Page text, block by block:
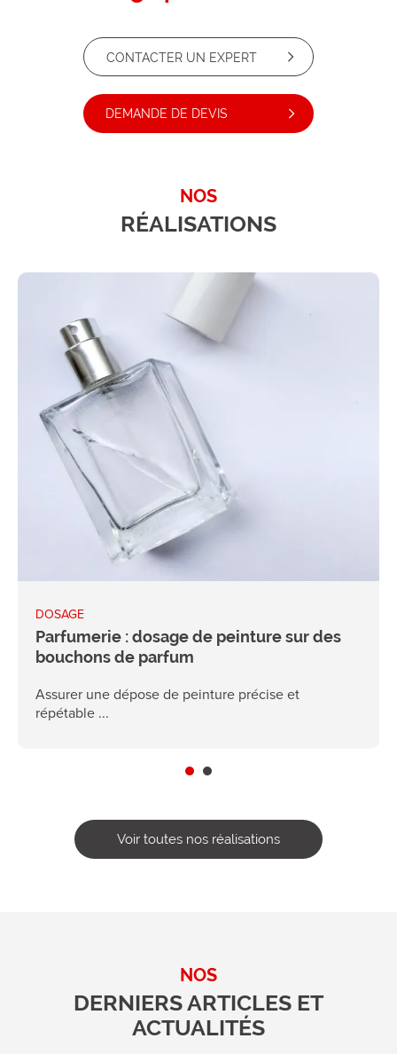
CONTACTER UN EXPERT
DEMANDE DE DEVIS
NOS
RÉALISATIONS
DOSAGE
Parfumerie : dosage de peinture sur des
bouchons de parfum
Assurer une dépose de peinture précise et
répétable ...
Voir toutes nos réalisations
NOS
DERNIERS ARTICLES ET
ACTUALITÉS